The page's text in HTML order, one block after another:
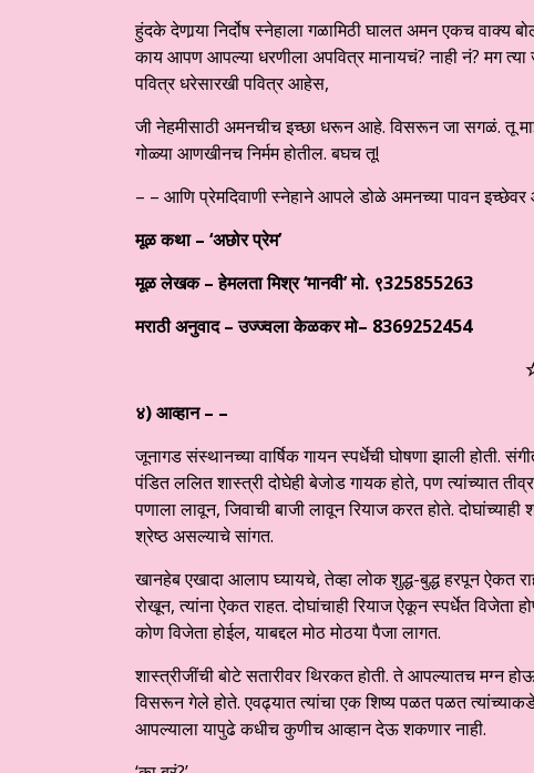
हुंदके देणार्‍या निर्दोष स्नेहाला गळामिठी घालत अमन एकच वाक्य
काय आपण आपल्या धरणीला अपवित्र मानायचं? नाही नं? मग
पवित्र धरेसारखी पवित्र आहेस,
जी नेहमीसाठी अमनचीच इच्छा धरून आहे. विसरून जा सगळं. तू
गोळ्या आणखीनच निर्मम होतील. बघच तू!
– – आणि प्रेमदिवाणी स्नेहाने आपले डोळे अमनच्या पावन इच्छेवर
मूळ कथा – ‘अछोर प्रेम’
मूळ लेखक – हेमलता मिश्र ‘मानवी’ मो. ९325855263
मराठी अनुवाद – उज्ज्वला केळकर मो– 8369252454
४)आव्हान – –
जूनागड संस्थानच्या वार्षिक गायन स्पर्धेची घोषणा झाली होती.
पंडित ललित शास्त्री दोघेही बेजोड गायक होते, पण त्यांच्यात
पणाला लावून, जिवाची बाजी लावून रियाज करत होते.
श्रेष्ठ असल्याचे सांगत.
खानहेब एखादा आलाप घ्यायचे, तेव्हा लोक शुद्ध-बुद्ध हरपून ऐकत
रोखून, त्यांना ऐकत राहत. दोघांचाही रियाज ऐकून स्पर्धेत विजेता
कोण विजेता होईल, याबद्दल मोठ मोठया पैजा लागत.
शास्त्रीजींची बोटे सतारीवर थिरकत होती. ते आपल्यातच मग्न
विसरून गेले होते. एवढ्यात त्यांचा एक शिष्य पळत पळत
आपल्याला यापुढे कधीच कुणीच आव्हान देऊ शकणार नाही.